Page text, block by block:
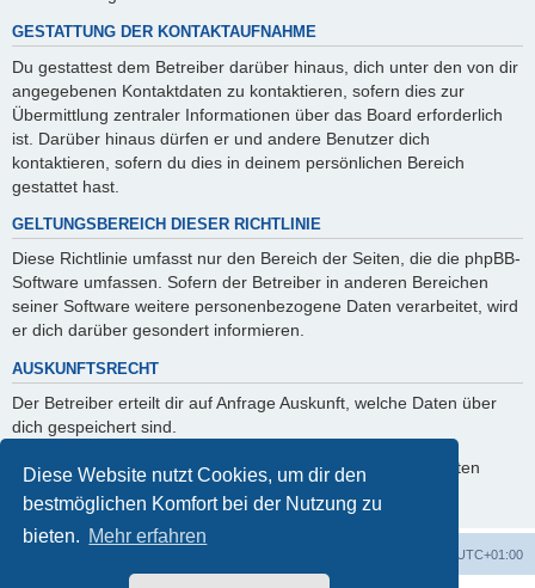
Diese Website nutzt Cookies, um dir den
bestmöglichen Komfort bei der Nutzung zu
bieten. Mehr erfahren
GESTATTUNG DER KONTAKTAUFNAHME
Du gestattest dem Betreiber darüber hinaus, dich unter den von dir
angegebenen Kontaktdaten zu kontaktieren, sofern dies zur
Übermittlung zentraler Informationen über das Board erforderlich
ist. Darüber hinaus dürfen er und andere Benutzer dich
kontaktieren, sofern du dies in deinem persönlichen Bereich
gestattet hast.
GELTUNGSBEREICH DIESER RICHTLINIE
Diese Richtlinie umfasst nur den Bereich der Seiten, die die phpBB-
Software umfassen. Sofern der Betreiber in anderen Bereichen
seiner Software weitere personenbezogene Daten verarbeitet, wird
er dich darüber gesondert informieren.
AUSKUNFTSRECHT
Der Betreiber erteilt dir auf Anfrage Auskunft, welche Daten über
dich gespeichert sind.
Du kannst jederzeit die Löschung bzw. Sperrung deiner Daten
verlangen. Kontaktiere hierzu bitte den Betreiber.
UTC+01:00